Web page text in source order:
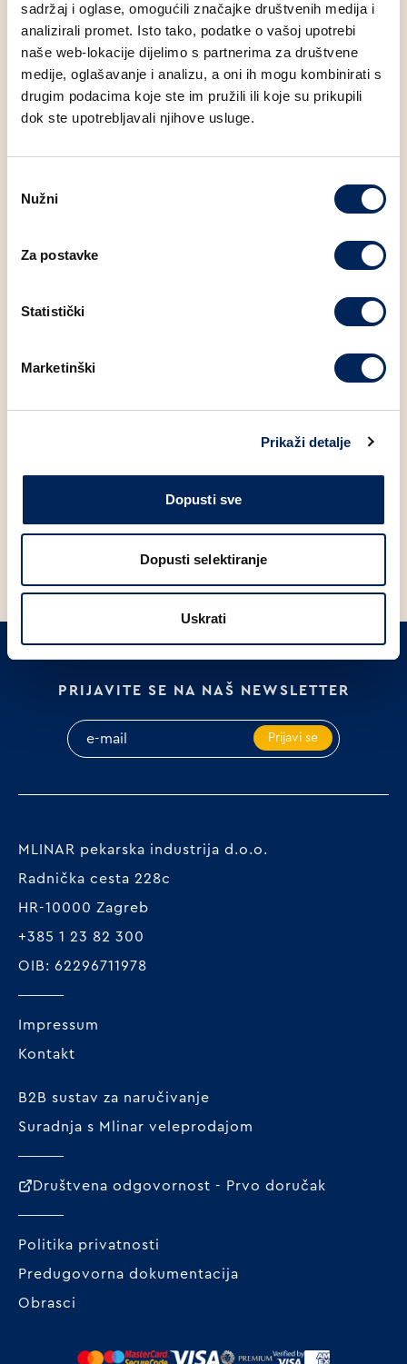
sadržaj i oglase, omogućili značajke društvenih medija i
analizirali promet. Isto tako, podatke o vašoj upotrebi
naše web-lokacije dijelimo s partnerima za društvene
medije, oglašavanje i analizu, a oni ih mogu kombinirati s
drugim podacima koje ste im pružili ili koje su prikupili
dok ste upotrebljavali njihove usluge.
pristanka
Nužni
Za postavke
Statistički
Marketinški
Prikaži detalje
Dopusti sve
Dopusti selektiranje
Uskrati
Bjelančevine 8.59 g
Sol 2.66 g
Šećer
Moglo bi Vas zanimati
PRIJAVITE SE NA NAŠ NEWSLETTER
Prijavi se
MLINAR pekarska industrija d.o.o.
Radnička cesta 228c
HR-10000 Zagreb
+385 1 23 82 300
OIB: 62296711978
Impressum
Kontakt
B2B sustav za naručivanje
Suradnja s Mlinar veleprodajom
Društvena odgovornost - Prvo doručak
Politika privatnosti
Predugovorna dokumentacija
Obrasci